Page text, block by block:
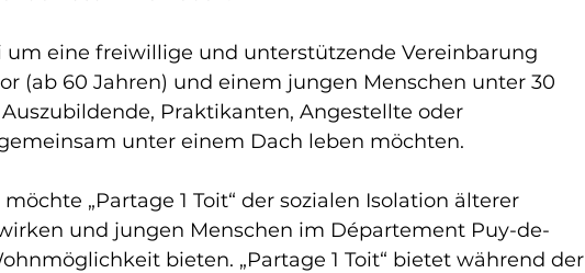
um eine freiwillige und unterstützende Vereinbarung
(ab 60 Jahren) und einem jungen Menschen unter 30
Praktikanten, Angestellte oder
unter einem Dach leben möchten.
„Partage 1 Toit“ der sozialen Isolation älterer
und jungen Menschen im Département Puy-de-
bieten. „Partage 1 Toit“ bietet während der